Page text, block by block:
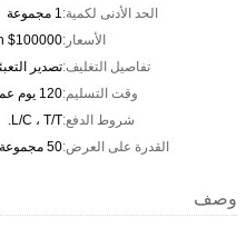
الحد الأدنى لكمية:1 مجموعة
الأسعار:$100000 to $1 million
تفاصيل التغليف:تصدير
وقت التسليم:120 يوم عمل
شروط الدفع:L/C ، T/T.
القدرة على العرض:50 مجموعة / سنة
وصف